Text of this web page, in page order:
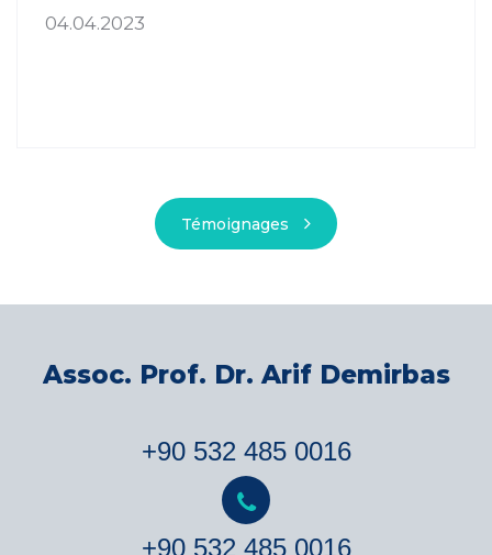
04.04.2023
Témoignages
Assoc. Prof. Dr. Arif Demirbas
+90 532 485 0016
+90 532 485 0016